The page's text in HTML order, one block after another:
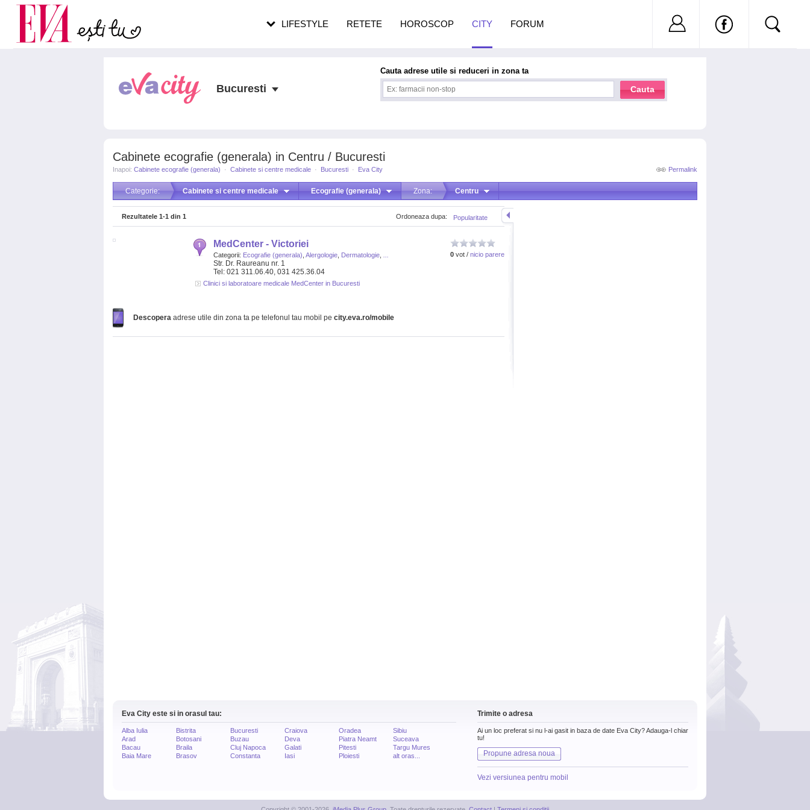
Cabinete ecografie (generala) in Centru / Bucuresti
Permalink
Inapoi: Cabinete ecografie (generala) · Cabinete si centre medicale · Bucuresti · Eva City
Categorie: Cabinete si centre medicale Ecografie (generala) Zona: Centru
Popularitate
Ordoneaza dupa:
Rezultatele 1-1 din 1
0 vot / nicio parere
MedCenter - Victoriei
Categorii: Ecografie (generala) Alergologie Dermatologie
Str. Dr. Raureanu nr. 1
Tel: 021 311.06.40, 031 425.36.04
Clinici si laboratoare medicale MedCenter in Bucuresti
Descopera adrese utile din zona ta pe telefonul tau mobil pe city.eva.ro/mobile
Eva City este si in orasul tau:
Alba Iulia
Arad
Bacau
Baia Mare
Bistrita
Botosani
Braila
Brasov
Bucuresti
Buzau
Cluj Napoca
Constanta
Craiova
Deva
Galati
Iasi
Oradea
Piatra Neamt
Pitesti
Ploiesti
Sibiu
Suceava
Targu Mures
alt oras...
Trimite o adresa
Ai un loc preferat si nu l-ai gasit in baza de date Eva City? Adauga-l chiar
tu!
Propune adresa noua
Vezi versiunea pentru mobil
Bucuresti
Cauta adrese utile si reduceri in zona ta
Cauta
LIFESTYLE RETETE HOROSCOP CITY FORUM Nu ai cont?
Carieră
Actualitate